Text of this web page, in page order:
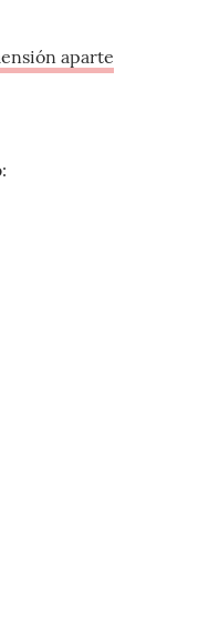
aparte
: